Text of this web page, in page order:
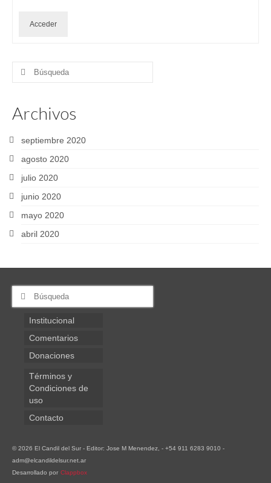
Acceder
Buscar
Archivos
septiembre 2020
agosto 2020
julio 2020
junio 2020
mayo 2020
abril 2020
Buscar
Institucional
Comentarios
Donaciones
Términos y
Condiciones de
uso
Contacto
© 2026 El Candil del Sur - Editor: Jose M Menendez, - +54 911 6283 9010 -
adm@elcandildelsur.net.ar
Desarrollado por Clappbox